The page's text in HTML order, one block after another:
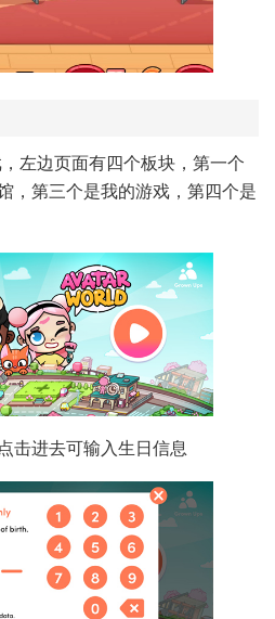
左边页面有四个板块，第一个
，第三个是我的游戏，第四个是
击进去可输入生日信息